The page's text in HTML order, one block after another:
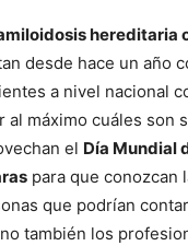
hereditaria
desde hace un año
a nivel nacional
al máximo cuáles son
el Día Mundial
para que conozcan
que podrían
también los